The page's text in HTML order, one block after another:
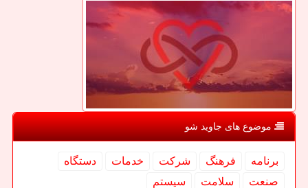
موضوع های جاوید شو
برنامه فرهنگ شركت خدمات
دستگاه
صنعت
سلامت سیستم